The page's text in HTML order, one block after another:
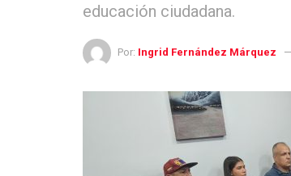
educación ciudadana.
Por: Ingrid Fernández Márquez